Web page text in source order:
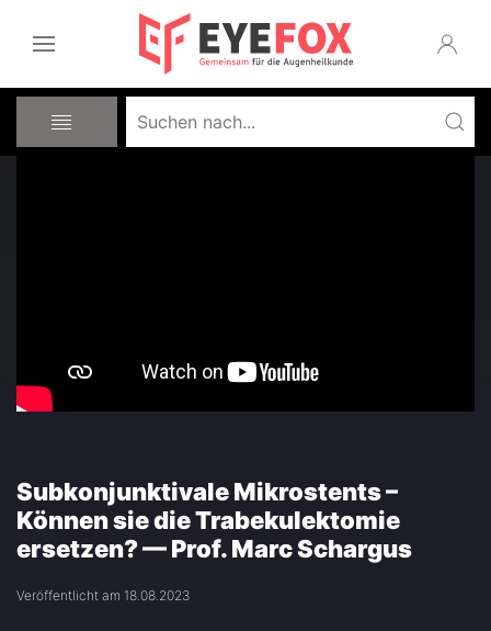
Subkonjunktivale Mikrostents –
Können sie die Trabekulektomie
ersetzen? — Prof. Marc Schargus
Veröffentlicht am 18.08.2023